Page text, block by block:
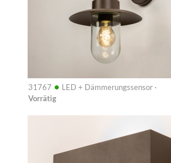
31767 • LED + Dämmerungssensor ·
Vorrätig
Info